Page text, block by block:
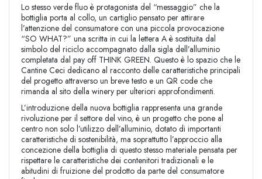
Lo stesso verde fluo è protagonista del “messaggio” che la
bottiglia porta al collo, un cartiglio pensato per attirare
l’attenzione del consumatore con una piccola provocazione
“SO WHAT?” una scritta in cui la lettera A è sostituita dal
simbolo del riciclo accompagnato dalla sigla dell’alluminio
completata dal pay off THINK GREEN. Questo è lo spazio che le
Cantine Ceci dedicano al racconto delle caratteristiche principali
del progetto attraverso un breve testo e un QR code che
rimanda al sito della winery per ulteriori approfondimenti.
L’introduzione della nuova bottiglia rappresenta una grande
rivoluzione per il settore del vino, è un progetto che pone al
centro non solo l’utilizzo dell’alluminio, dotato di importanti
caratteristiche di sostenibilità, ma soprattutto l’approccio alla
concezione della bottiglia di questo stesso materiale pensata per
rispettare le caratteristiche dei contenitori tradizionali e le
abitudini di fruizione del prodotto da parte del consumatore